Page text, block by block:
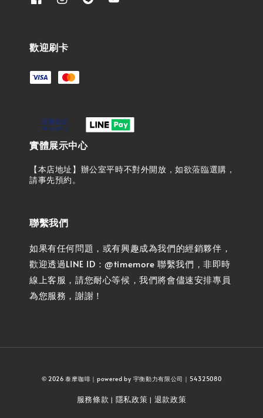
歡迎刷卡
實體展示中心
【本店地址】辦公室平時不對外開放，如欲蒞臨選購，
請事先預約。
聯繫我們
如果有任何問題，或有興趣成為我們的經銷夥伴，
歡迎透過LINE ID：@timemore 聯繫我們，非即時
線上客服，請您耐心等候，我們將會儘速安排專員
為您服務，謝謝！
© 2026 泰摩咖啡｜powered by 宇衡動力有限公司｜54325080
服務條款 | 隱私政策 | 退款政策